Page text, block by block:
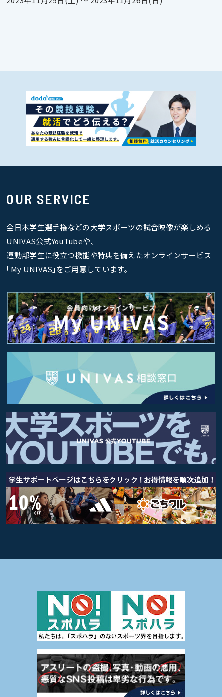
OUR SERVICE
全日本学生選手権などの大学スポーツの試合映像が楽しめる
UNIVAS公式YouTubeや、
運動部学生に役立つ機能や特典を備えたオンラインサービス
｢My UNIVAS｣をご用意しています。